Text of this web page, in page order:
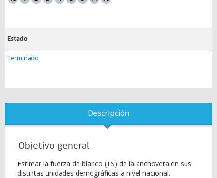
Estado
Terminado
Descripción
Objetivo general
Estimar la fuerza de blanco (TS) de la anchoveta en sus
distintas unidades demográficas a nivel nacional.